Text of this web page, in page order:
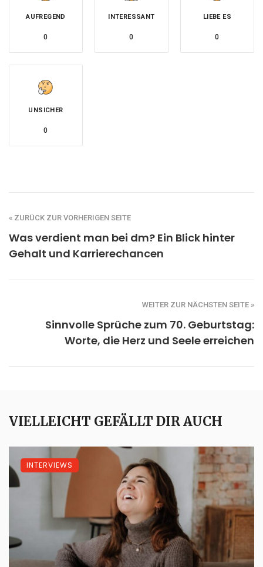
AUFREGEND
0
INTERESSANT
0
LIEBE ES
0
UNSICHER
0
« ZURÜCK ZUR VORHERIGEN SEITE
Was verdient man bei dm? Ein Blick hinter
Gehalt und Karrierechancen
WEITER ZUR NÄCHSTEN SEITE »
Sinnvolle Sprüche zum 70. Geburtstag:
Worte, die Herz und Seele erreichen
VIELLEICHT GEFÄLLT DIR AUCH
INTERVIEWS